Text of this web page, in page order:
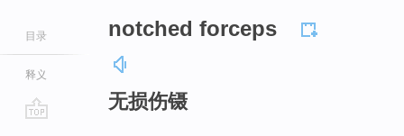
目录
释义
notched forceps
无损伤镊